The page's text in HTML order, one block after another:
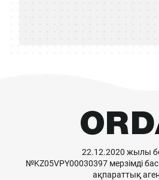
22.12.2020 жылы
№KZ05VPY00030397 мерзімді
ақпараттық